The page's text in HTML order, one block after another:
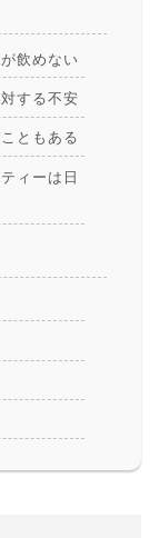
飲めない
する不安
ともある
ィーは日